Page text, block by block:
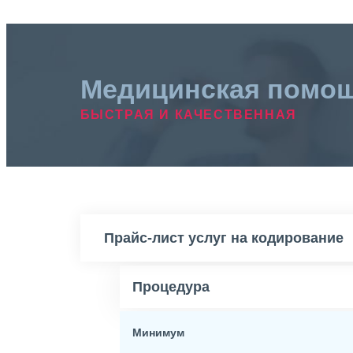
Медицинская
БЫСТРАЯ И КАЧЕСТВЕННАЯ
Прайс-лист услуг на кодирование
Процедура
Минимум